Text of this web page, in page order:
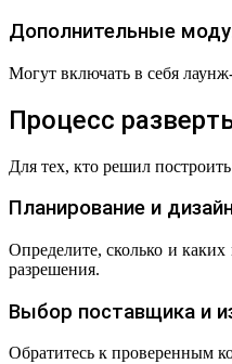
Дополнительные
Могут включать в себя
Процесс
Для тех, кто решил
Планирование и
Определите, сколько и
разрешения.
Выбор поставщика и
Обратитесь к проверенным